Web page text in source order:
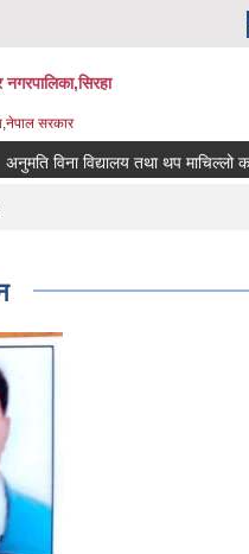
सरकार
विना विद्यालय तथा थप माचिल्लो